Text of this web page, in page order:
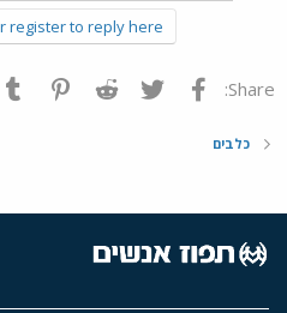
register to reply here.
Share: פייסבוק Twitter
Reddit
כלבים